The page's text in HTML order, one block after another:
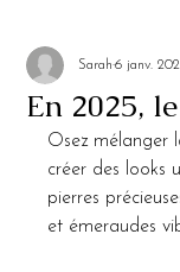
En 2025,
Sarah6 janv.
Osez mélanger
créer des looks
pierres
et émeraudes